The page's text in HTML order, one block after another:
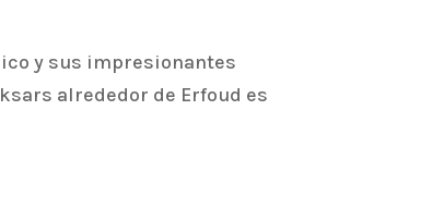
y sus impresionantes
alrededor de Erfoud es